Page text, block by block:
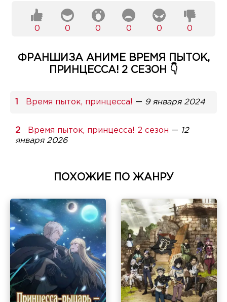
0 0 0 0 0 0
ФРАНШИЗА АНИМЕ ВРЕМЯ ПЫТОК,
ПРИНЦЕССА! 2 СЕЗОН 👇
Время пыток, принцесса! — 9 января 2024
Время пыток, принцесса! 2 сезон — 12
января 2026
ПОХОЖИЕ ПО ЖАНРУ